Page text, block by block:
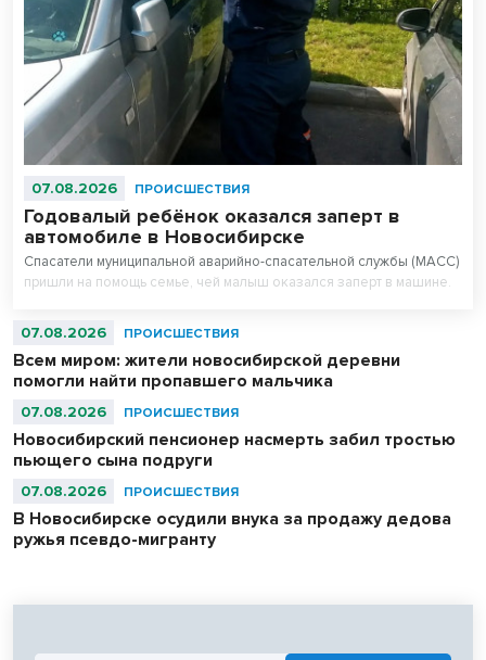
07.08.2026 ПРОИСШЕСТВИЯ
Годовалый ребёнок оказался заперт в
автомобиле в Новосибирске
Спасатели муниципальной аварийно-спасательной службы (МАСС)
пришли на помощь семье, чей малыш оказался заперт в машине.
07.08.2026 ПРОИСШЕСТВИЯ
Всем миром: жители новосибирской деревни
помогли найти пропавшего мальчика
07.08.2026 ПРОИСШЕСТВИЯ
Новосибирский пенсионер насмерть забил тростью
пьющего сына подруги
07.08.2026 ПРОИСШЕСТВИЯ
В Новосибирске осудили внука за продажу дедова
ружья псевдо-мигранту